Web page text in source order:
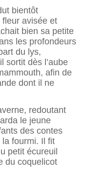
bientôt
fleur avisée et
bien sa petite
les profondeurs
du lys,
sortit dès l’aube
afin de
dont il ne
redoutant
le jeune
des contes
fourmi. Il fit
petit écureuil
du coquelicot